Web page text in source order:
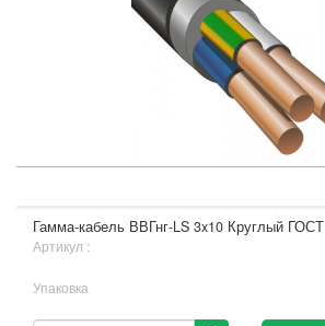
Гамма-кабель ВВГнг-LS 3x10 Круглый ГОСТ
Артикул :
Упаковка